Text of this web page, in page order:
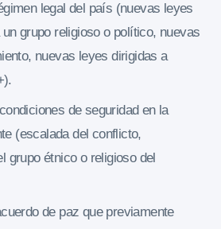
legal del país (nuevas leyes
grupo religioso o político, nuevas
nuevas leyes dirigidas a
de seguridad en la
(escalada del conflicto,
grupo étnico o religioso del
de paz que previamente